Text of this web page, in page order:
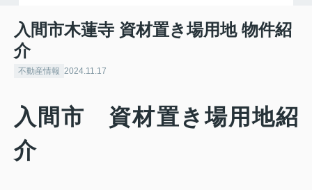
入間市木蓮寺 資材置き場用地 物件紹
介
不動産情報 2024.11.17
入間市 資材置き場用地紹
介